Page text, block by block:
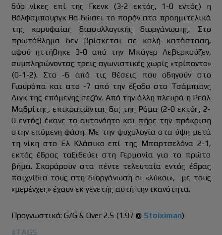
δύο νίκες επί της Γκενκ (3-2 εκτός, 1-0 εντός) η
Βόλφσμπουργκ θα δώσει το παρόν στα προημιτελικά
της κορυφαίας διασυλλογικής διοργάνωσης. Στο
πρωτάθλημα δεν βρίσκεται σε καλή κατάσταση,
αφού ηττήθηκε 3-0 από την Μπάγερ Λεβερκούζεν,
συμπληρώνοντας τρεις αγωνιστικές χωρίς «τρίποντο»
(0-1-2). Στο -6 από τις θέσεις που οδηγούν στο
Γιουρόπα και στο -7 από την έξοδο στο Τσάμπιονς
Λιγκ της επόμενης σεζόν. Από την άλλη πλευρά η Ρεάλ
Μαδρίτης, επικρατώντας δις της Ρόμα (2-0 εκτός, 2-
0 εντός) έκανε το αυτονόητο και πήρε την πρόκριση
στην επόμενη φάση. Με την ψυχολογία στα ύψη μετά
τη νίκη στο Ελ Κλάσικο επί της Μπαρτσελόνα 2-1,
εκτός έδρας ταξιδεύει στη Γερμανία για το πρώτο
βήμα. Σκοράρουν στα πέντε τελευταία εντός έδρας
παιχνίδια τους στη διοργάνωση οι «λύκοι», με τους
«μερένχες» έχουν εκ γενετής αυτή την ικανότητα.
Προγνωστικό: G/G & Over 2.5 (1.97 @ Stoiximan)
#TAGS